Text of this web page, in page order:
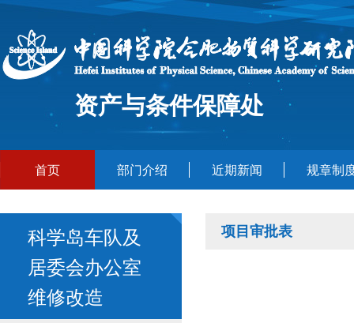
资产与条件保障处
首页 部门介绍 近期新闻 规章制
科学岛车队及
居委会办公室
维修改造
项目审批表